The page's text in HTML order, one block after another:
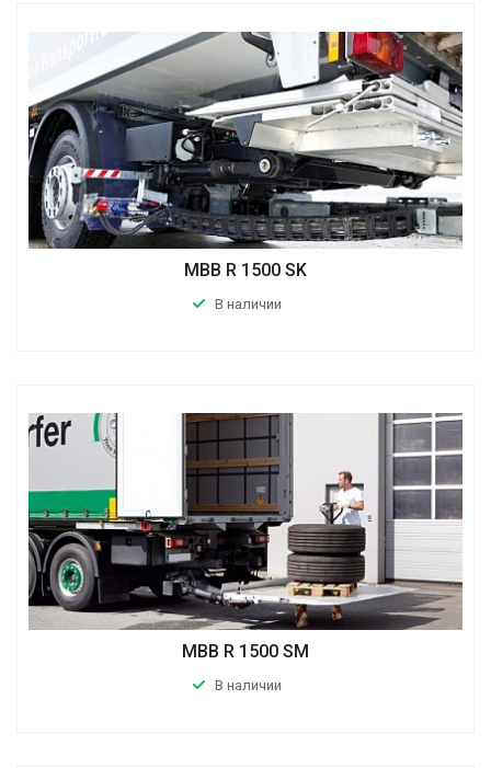
MBB R 1500 SK
В наличии
MBB R 1500 SM
В наличии